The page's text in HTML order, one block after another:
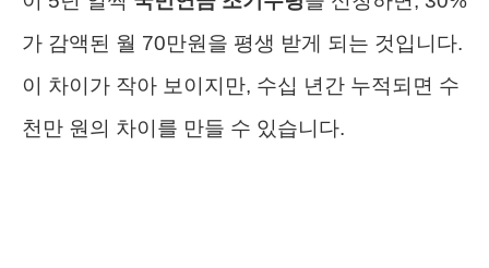
가 감액된 월 70만원을 평생 받게 되는 것입니다.
이 차이가 작아 보이지만, 수십 년간 누적되면 수
천만 원의 차이를 만들 수 있습니다.